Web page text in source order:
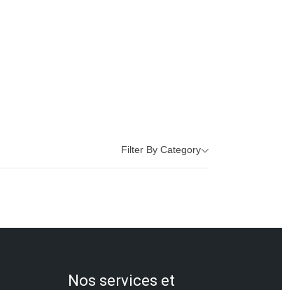
Filter By Category
Nos services et